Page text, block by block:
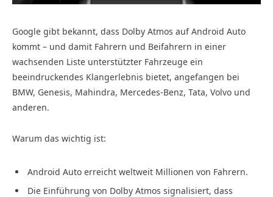
Google gibt bekannt, dass Dolby Atmos auf Android Auto
kommt – und damit Fahrern und Beifahrern in einer
wachsenden Liste unterstützter Fahrzeuge ein
beeindruckendes Klangerlebnis bietet, angefangen bei
BMW, Genesis, Mahindra, Mercedes-Benz, Tata, Volvo und
anderen.
Warum das wichtig ist:
Android Auto erreicht weltweit Millionen von Fahrern.
Die Einführung von Dolby Atmos signalisiert, dass